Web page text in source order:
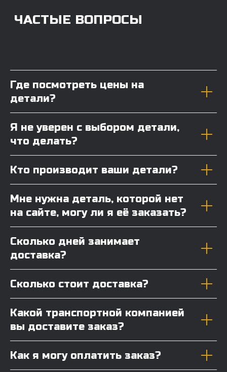
Где посмотреть цены на
детали?
Я не уверен с выбором детали,
что делать?
Кто производит ваши детали?
Мне нужна деталь, которой нет
на сайте, могу ли я её заказать?
Сколько дней занимает
доставка?
Сколько стоит доставка?
Какой транспортной компанией
вы доставите заказ?
Как я могу оплатить заказ?